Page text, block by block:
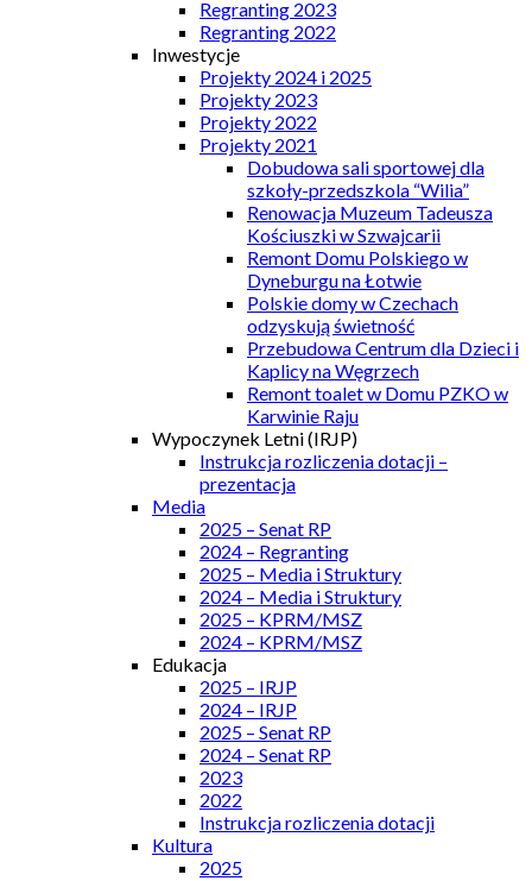
Regranting 2023
Regranting 2022
Inwestycje
Projekty 2024 i 2025
Projekty 2023
Projekty 2022
Projekty 2021
Dobudowa sali sportowej dla
szkoły-przedszkola “Wilia”
Renowacja Muzeum Tadeusza
Kościuszki w Szwajcarii
Remont Domu Polskiego w
Dyneburgu na Łotwie
Polskie domy w Czechach
odzyskują świetność
Przebudowa Centrum dla Dzieci i
Kaplicy na Węgrzech
Remont toalet w Domu PZKO w
Karwinie Raju
Wypoczynek Letni (IRJP)
Instrukcja rozliczenia dotacji –
prezentacja
Media
2025 – Senat RP
2024 – Regranting
2025 – Media i Struktury
2024 – Media i Struktury
2025 – KPRM/MSZ
2024 – KPRM/MSZ
Edukacja
2025 – IRJP
2024 – IRJP
2025 – Senat RP
2024 – Senat RP
2023
2022
Instrukcja rozliczenia dotacji
Kultura
2025